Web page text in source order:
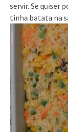
servir. Se quiser
tinha batata na